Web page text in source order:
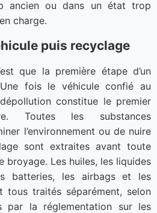
ancien ou dans un état trop
charge.
puis recyclage
que la première étape d’un
fois le véhicule confié au
constitue le premier
Toutes les substances
l’environnement ou de nuire
sont extraites avant toute
broyage. Les huiles, les liquides
batteries, les airbags et les
tous traités séparément, selon
par la réglementation sur les